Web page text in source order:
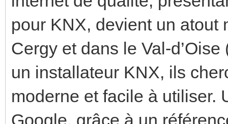
pour KNX, devient un atout
Cergy et dans le Val-
un installateur KNX, ils
moderne et facile à utiliser.
Google, grâce à un